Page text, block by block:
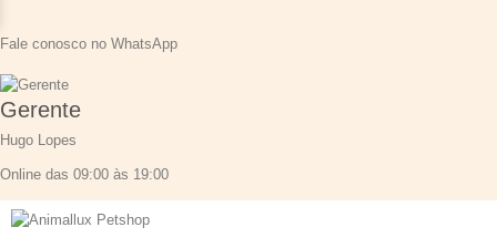
Fale conosco no WhatsApp
Gerente
Hugo Lopes
Online das 09:00 às 19:00